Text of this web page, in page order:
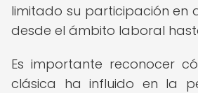
limitado su participación en
desde el ámbito laboral
Es importante reconocer
clásica ha influido en la